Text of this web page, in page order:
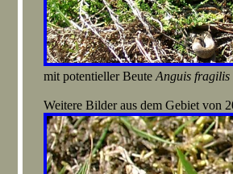
mit potentieller Beute Anguis fragilis
Weitere Bilder aus dem Gebiet von